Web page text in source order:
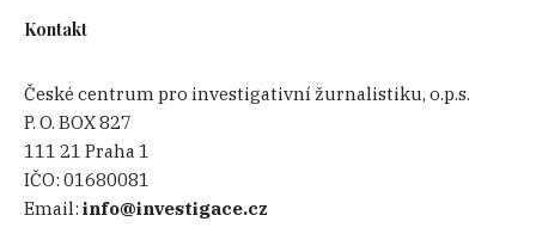
Kontakt
České centrum pro investigativní žurnalistiku, o.p.s.
P. O. BOX 827
111 21 Praha 1
IČO:01680081
Email:info@investigace.cz